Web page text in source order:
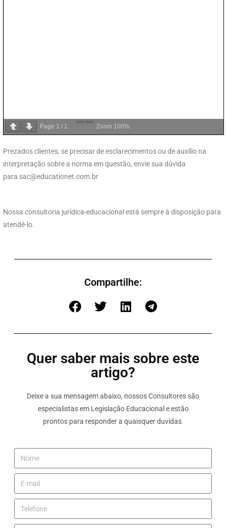
Page 1 / 1 Zoom 100%
Prezados clientes, se precisar de esclarecimentos ou de auxílio na
interpretação sobre a norma em questão, envie sua dúvida
para sac@educationet.com.br
Nossa consultoria jurídica-educacional está sempre à disposição para
atendê-lo.
Compartilhe:
Quer saber mais sobre este
artigo?
Deixe a sua mensagem abaixo, nossos Consultores são
especialistas em Legislação Educacional e estão
prontos para responder a quaisquer duvidas.